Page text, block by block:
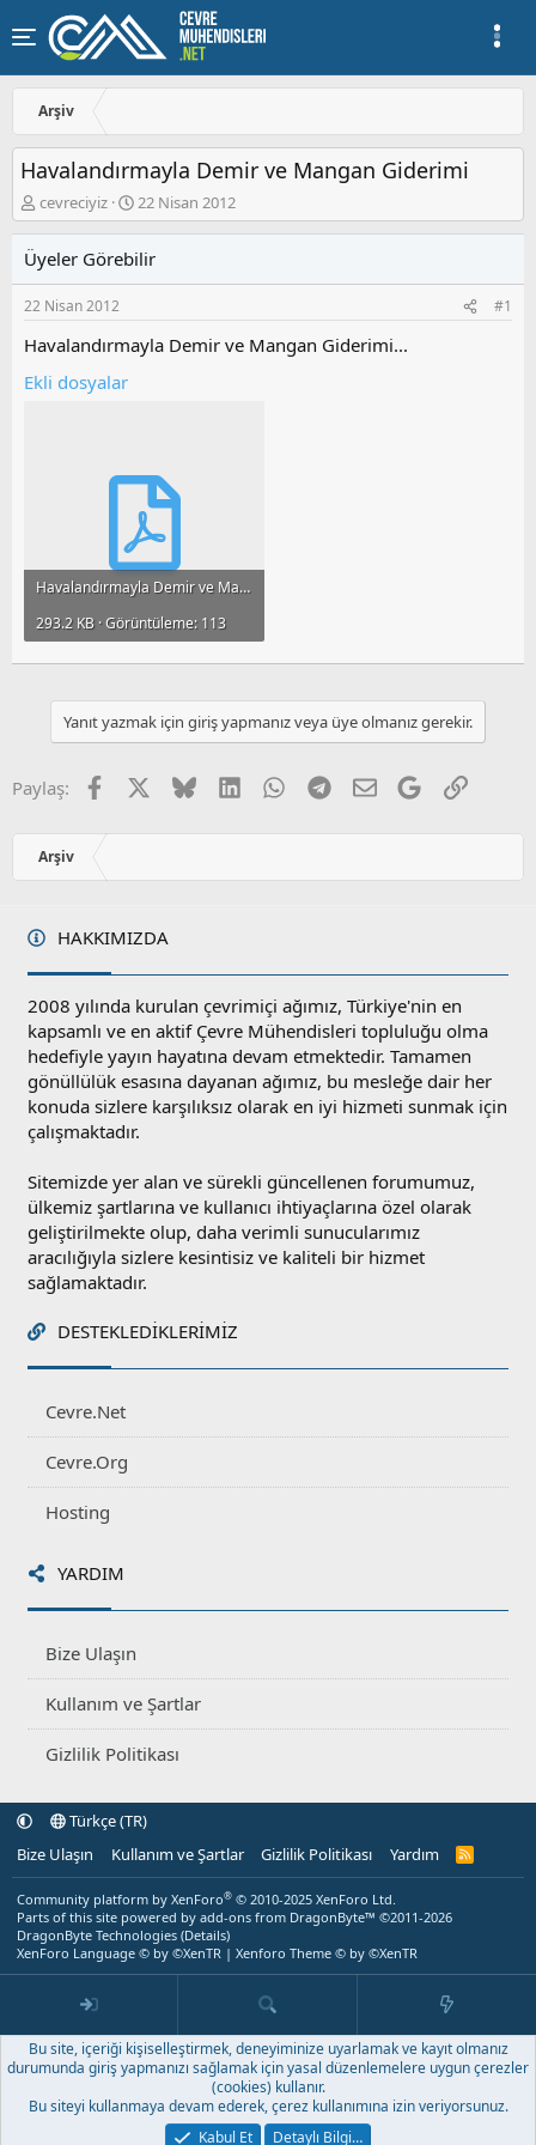
Arşiv
Havalandırmayla Demir ve Mangan Giderimi
K
o
u
y
u
a
ş
l
cevreciyiz
B
a
l
a
ı
h
22 Nisan 2012
Üyeler Görebilir
22 Nisan 2012 #1
Havalandırmayla Demir ve Mangan Giderimi...
Ekli dosyalar
Havalandırmayla Demir ve Mangan Giderimi.pdf
293.2 KB · Görüntüleme: 113
Yanıt yazmak için giriş yapmanız veya üye olmanız gerekir.
Paylaş: Facebook BlueskyLinkedInWhatsApp
Telegram
E-postaGoogleLink
Arşiv
HAKKIMIZDA
2008 yılında kurulan çevrimiçi ağımız, Türkiye'nin en
kapsamlı ve en aktif Çevre Mühendisleri topluluğu olma
hedefiyle yayın hayatına devam etmektedir. Tamamen
gönüllülük esasına dayanan ağımız, bu mesleğe dair her
konuda sizlere karşılıksız olarak en iyi hizmeti sunmak için
çalışmaktadır.
Sitemizde yer alan ve sürekli güncellenen forumumuz,
ülkemiz şartlarına ve kullanıcı ihtiyaçlarına özel olarak
geliştirilmekte olup, daha verimli sunucularımız
aracılığıyla sizlere kesintisiz ve kaliteli bir hizmet
sağlamaktadır.
DESTEKLEDIKLERIMIZ
Cevre.Net
Cevre.Org
Hosting
YARDIM
Bize Ulaşın
Kullanım ve Şartlar
Gizlilik Politikası
Türkçe (TR)
Bize Ulaşın
Kullanım ve Şartlar Gizlilik Politikası Yardım
R
Community platform by XenForo® © 2010-2025 XenForo Ltd.
Parts of this site powered by add-ons from DragonByte™ ©2011-2026
DragonByte Technologies (Details)
XenForo Language © by ©XenTR | Xenforo Theme © by ©XenTR
Bu site, içeriği kişiselleştirmek, deneyiminize uyarlamak ve kayıt olmanız
durumunda giriş yapmanızı sağlamak için yasal düzenlemelere uygun çerezler
(cookies) kullanır.
Bu siteyi kullanmaya devam ederek, çerez kullanımına izin veriyorsunuz.
Kabul Et
Detaylı Bilgi…